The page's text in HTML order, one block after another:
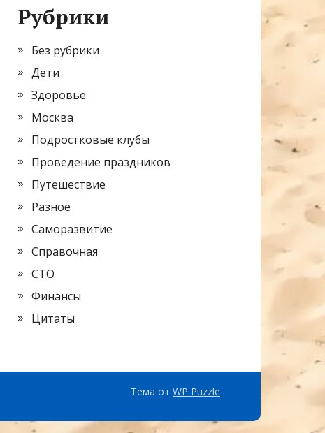
Рубрики
Без рубрики
Дети
Здоровье
Москва
Подростковые клубы
Проведение праздников
Путешествие
Разное
Саморазвитие
Справочная
СТО
Финансы
Цитаты
Тема от WP Puzzle